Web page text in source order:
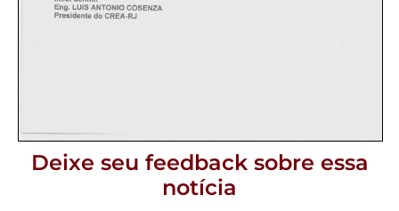
Deixe seu feedback sobre essa
notícia